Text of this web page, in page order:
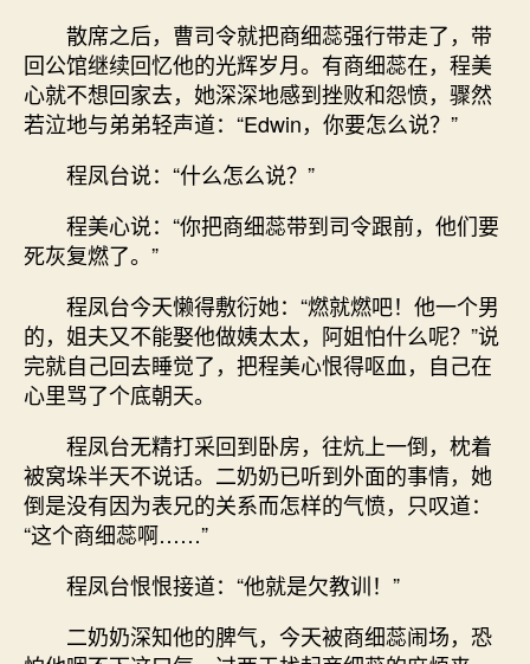
散席之后，曹司令就把商细蕊强行带走了，带
回公馆继续回忆他的光辉岁月。有商细蕊在，程美
心就不想回家去，她深深地感到挫败和怨愤，骤然
若泣地与弟弟轻声道：“Edwin，你要怎么说？”
程凤台说：“什么怎么说？”
程美心说：“你把商细蕊带到司令跟前，他们要
死灰复燃了。”
程凤台今天懒得敷衍她：“燃就燃吧！他一个男
的，姐夫又不能娶他做姨太太，阿姐怕什么呢？”说
完就自己回去睡觉了，把程美心恨得呕血，自己在
心里骂了个底朝天。
程凤台无精打采回到卧房，往炕上一倒，枕着
被窝垛半天不说话。二奶奶已听到外面的事情，她
倒是没有因为表兄的关系而怎样的气愤，只叹道：
“这个商细蕊啊……”
程凤台恨恨接道：“他就是欠教训！”
二奶奶深知他的脾气，今天被商细蕊闹场，恐